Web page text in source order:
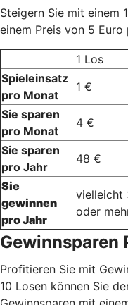
Steigern Sie mit einem
einem Preis von 5
1 Los
Spieleinsatz
pro Monat
1 €
Sie sparen
pro Monat
4 €
Sie sparen
pro Jahr
48 €
Sie
gewinnen
pro Jahr
vielleicht
oder
Gewinnsparen
Profitieren Sie mit
10 Losen können Sie